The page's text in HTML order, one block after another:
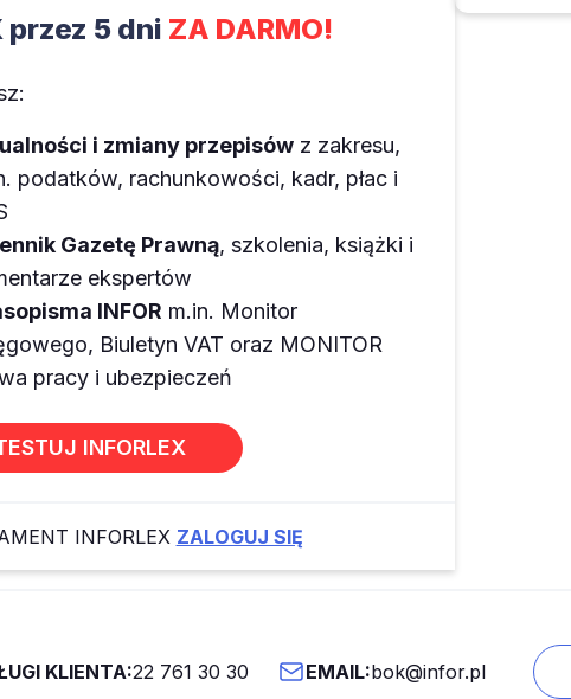
przez 5 dni ZA DARMO!
i zmiany przepisówz zakresu,
podatków, rachunkowości, kadr, płac i
Gazetę Prawną, szkolenia, książki i
ekspertów
INFOR m.in. Monitor
Biuletyn VAT oraz MONITOR
pracy i ubezpieczeń
INFORLEX
INFORLEX ZALOGUJ SIĘ
KLIENTA:22 761 30 30 EMAIL:bok@infor.pl